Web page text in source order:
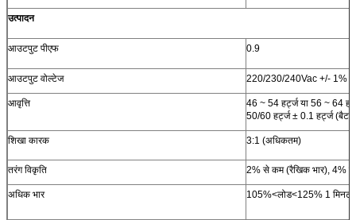
उत्पादन
आउटपुट पीएफ 0.9
आउटपुट वोल्टेज 220/230/240Vac +/- 1%
आवृत्ति
46 ~ 54 हर्ट्ज या 56 ~ 64
50/60 हर्ट्ज ± 0.1 हर्ट्ज
शिखा कारक 3:1 (अधिकतम)
तरंग विकृति 2% से कम (रैखिक भार), 4% से
अधिक भार 105%<लोड<125% 1